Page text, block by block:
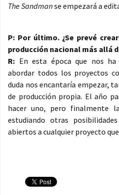
The Sandmanse empezará a
P: Por último. ¿Se prevé
producción nacional más allá
R: En esta época que nos
abordar todos los proyectos
duda nos encantaría empezar,
de producción propia. El año
hacer uno, pero finalmente
estudiando otras
abiertos a cualquier proyecto